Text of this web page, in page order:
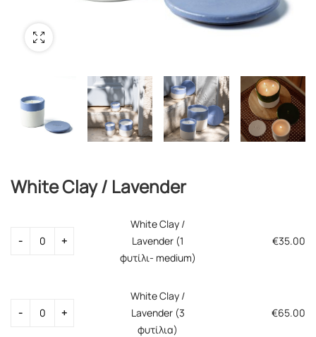
White Clay / Lavender
White Clay /
Lavender (1
φυτίλι- medium)
€35.00
White Clay /
Lavender (3
φυτίλια)
€65.00